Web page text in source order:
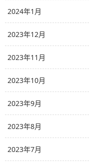
2024年1月
2023年12月
2023年11月
2023年10月
2023年9月
2023年8月
2023年7月